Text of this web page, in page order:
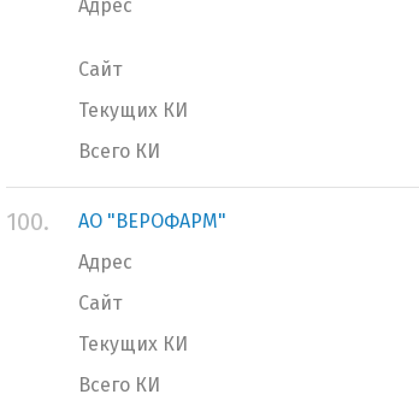
Адрес
Сайт
Текущих КИ
Всего КИ
100.
АО "ВЕРОФАРМ"
Адрес
Сайт
Текущих КИ
Всего КИ